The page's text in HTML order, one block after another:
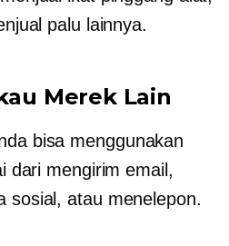
palu lainnya.
Merek Lain
bisa menggunakan
dari mengirim email,
sosial, atau menelepon.